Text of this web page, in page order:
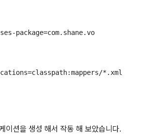
package=com.shane.vo
*.xml
이션을 생성 해서 작동 해 보았습니다.